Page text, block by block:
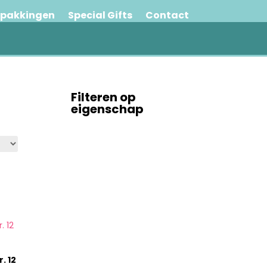
Special Gifts Contact
12
Filteren op
eigenschap